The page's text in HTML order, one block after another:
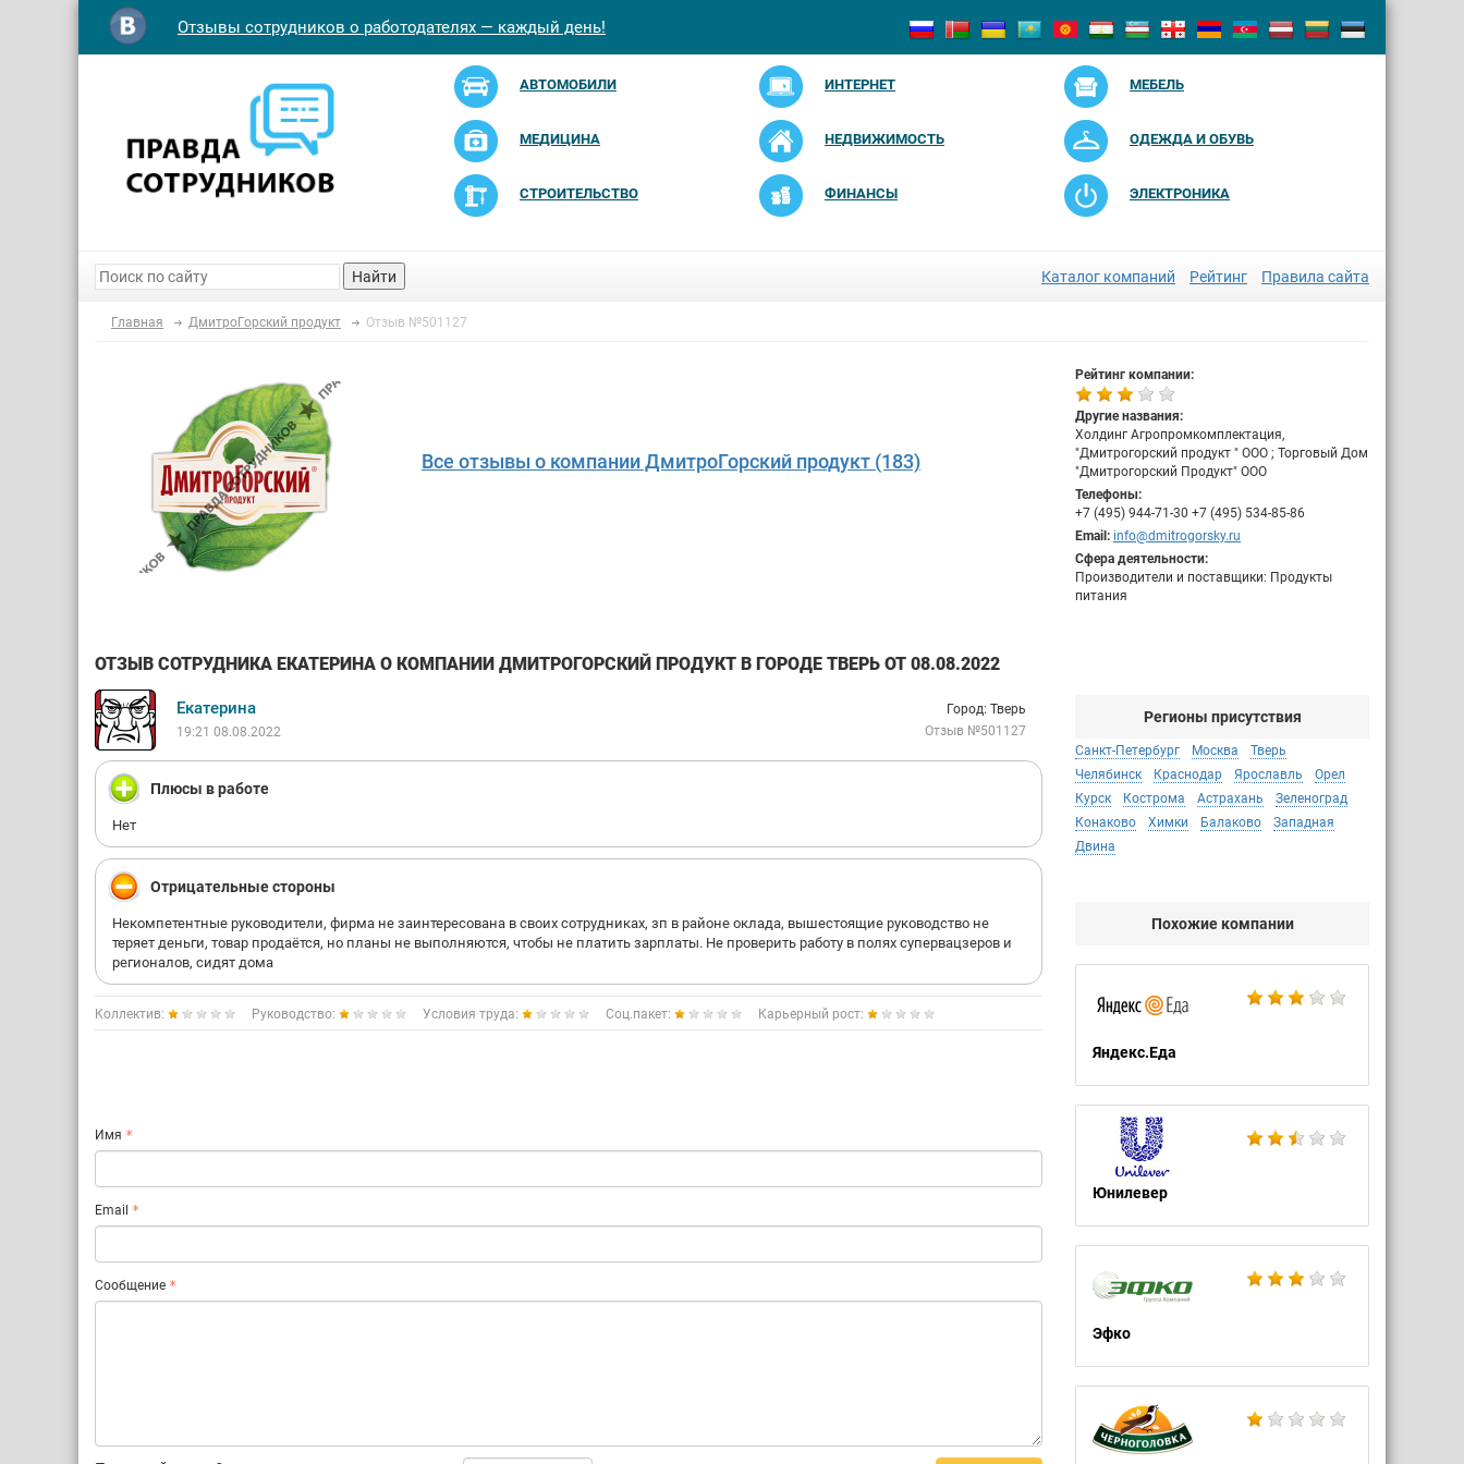
Отзывы сотрудников о работодателях — каждый день!
АВТОМОБИЛИ ИНТЕРНЕТ МЕБЕЛЬ
МЕДИЦИНА НЕДВИЖИМОСТЬ ОДЕЖДА И ОБУВЬ
СТРОИТЕЛЬСТВО ФИНАНСЫ ЭЛЕКТРОНИКА
Найти Каталог компаний Рейтинг Правила сайта
Главная ДмитроГорский продукт Отзыв №501127
Все отзывы о компании ДмитроГорский продукт (183)
Рейтинг компании:
Другие названия:
Холдинг Агропромкомплектация,
"Дмитрогорский продукт " ООО ; Торговый Дом
"Дмитрогорский Продукт" ООО
Телефоны:
+7 (495) 944-71-30 +7 (495) 534-85-86
Email: info@dmitrogorsky.ru
Сфера деятельности:
Производители и поставщики: Продукты
питания
ОТЗЫВ СОТРУДНИКА ЕКАТЕРИНА О КОМПАНИИ ДМИТРОГОРСКИЙ ПРОДУКТ В ГОРОДЕ ТВЕРЬ ОТ 08.08.2022
Екатерина
19:21 08.08.2022
Город: Тверь
Отзыв №501127
Плюсы в работе
Нет
Отрицательные стороны
Некомпетентные руководители, фирма не заинтересована в своих сотрудниках, зп в районе оклада, вышестоящие руководство не
теряет деньги, товар продаётся, но планы не выполняются, чтобы не платить зарплаты. Не проверить работу в полях супервацзеров и
регионалов, сидят дома
Коллектив: Руководство: Условия труда: Соц.пакет: Карьерный рост:
Имя
Email
Сообщение
Регионы присутствия
Санкт-Петербург Москва
Тверь
Челябинск
Краснодар Ярославль
Орел
Курск
Кострома Астрахань
Зеленоград
Конаково
Химки Балаково
Западная
Двина
Похожие компании
Яндекс.Еда
Юнилевер
Эфко